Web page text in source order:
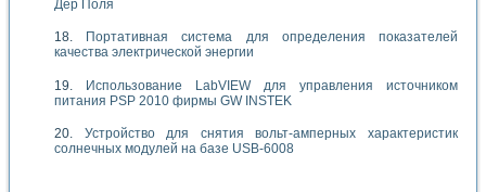
Дер Поля
Портативная система для определения показателей
качества электрической энергии
Использование LabVIEW для управления источником
питания PSP 2010 фирмы GW INSTEK
Устройство для снятия вольт-амперных характеристик
солнечных модулей на базе USB-6008